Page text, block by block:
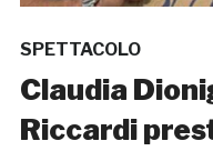
SPETTACOLO
Claudia
Riccardi